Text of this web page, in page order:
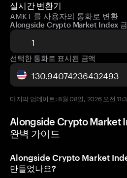
실시간 변환기
AMKT 를 사용자의 통화로 변환
Alongside Crypto Market Index
선택한 통화로 표시된 금액
마지막 업데이트: 8월 08일, 2026 오전
Alongside Crypto Market
완벽 가이드
Alongside Crypto Market
만들었나요?